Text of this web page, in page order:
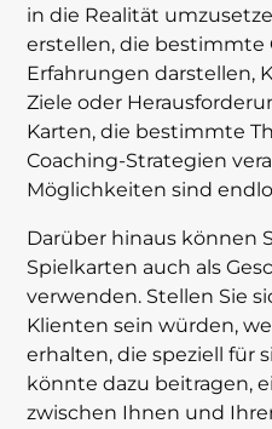
in die Realität
erstellen, die bestimmte
Erfahrungen darstellen,
Ziele oder
Karten, die bestimmte
Coaching-Strategien
Möglichkeiten sind
Darüber hinaus können
Spielkarten auch als
verwenden. Stellen Sie
Klienten sein würden,
erhalten, die speziell für
könnte dazu beitragen,
zwischen Ihnen und